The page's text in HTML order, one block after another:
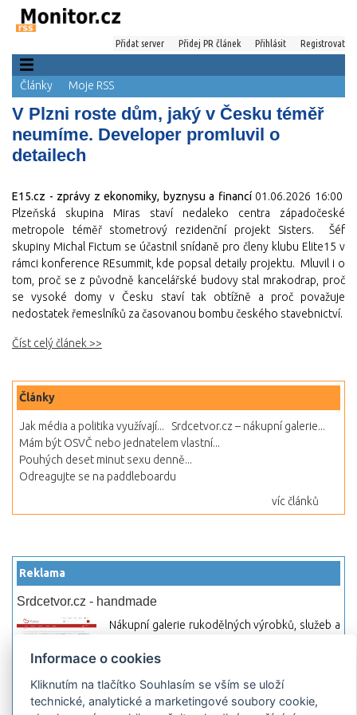
Přidat server Přidej PR článek Přihlásit Registrovat
Články Moje RSS
V Plzni roste dům, jaký v Česku téměř
neumíme. Developer promluvil o
detailech
E15.cz - zprávy z ekonomiky, byznysu a financí 01.06.2026 16:00
Plzeňská skupina Miras staví nedaleko centra západočeské
metropole téměř stometrový rezidenční projekt Sisters. Šéf
skupiny Michal Fictum se účastnil snídaně pro členy klubu Elite15 v
rámci konference REsummit, kde popsal detaily projektu. Mluvil i o
tom, proč se z původně kancelářské budovy stal mrakodrap, proč
se vysoké domy v Česku staví tak obtížně a proč považuje
nedostatek řemeslníků za časovanou bombu českého stavebnictví.
Číst celý článek >>
Články
Jak média a politika využívají...
Srdcetvor.cz – nákupní galerie...
Mám být OSVČ nebo jednatelem vlastní...
Pouhých deset minut sexu denně...
Odreagujte se na paddleboardu
víc článků
Reklama
Srdcetvor.cz - handmade
Nákupní galerie rukodělných výrobků, služeb a
začít prodávat nebo jen nakupovat.
Hledej-hosting.cz - webhosting, VPS
hosting
Informace o cookies
Kliknutím na tlačítko Souhlasím se vším se uloží
technické, analytické a marketingové soubory cookie,